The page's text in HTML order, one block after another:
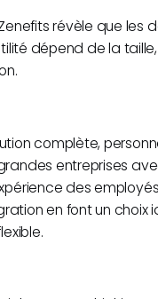
révèle que les
dépend de la
complète,
entreprises
des
en font un choix